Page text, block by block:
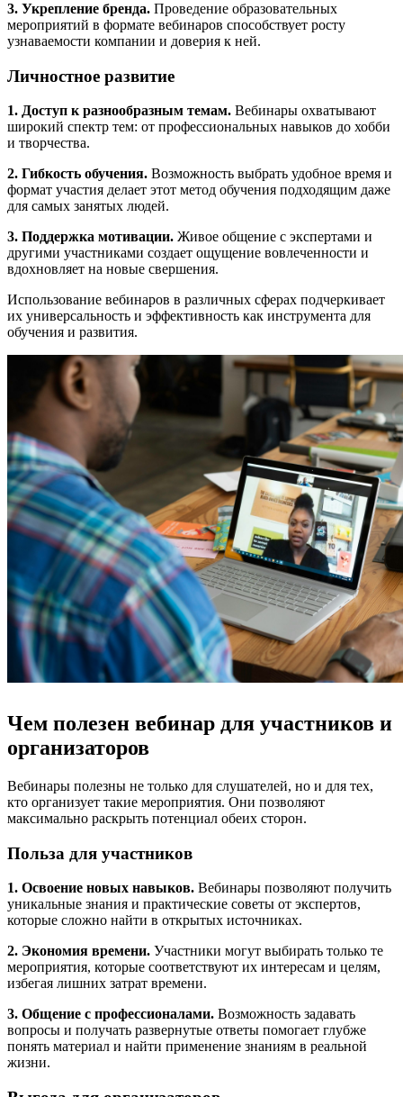
3. Укрепление бренда. Проведение образовательных
мероприятий в формате вебинаров способствует росту
узнаваемости компании и доверия к ней.
Личностное развитие
1. Доступ к разнообразным темам. Вебинары охватывают
широкий спектр тем: от профессиональных навыков до хобби
и творчества.
2. Гибкость обучения. Возможность выбрать удобное время и
формат участия делает этот метод обучения подходящим даже
для самых занятых людей.
3. Поддержка мотивации. Живое общение с экспертами и
другими участниками создает ощущение вовлеченности и
вдохновляет на новые свершения.
Использование вебинаров в различных сферах подчеркивает
их универсальность и эффективность как инструмента для
обучения и развития.
Чем полезен вебинар для участников и
организаторов
Вебинары полезны не только для слушателей, но и для тех,
кто организует такие мероприятия. Они позволяют
максимально раскрыть потенциал обеих сторон.
Польза для участников
1. Освоение новых навыков. Вебинары позволяют получить
уникальные знания и практические советы от экспертов,
которые сложно найти в открытых источниках.
2. Экономия времени. Участники могут выбирать только те
мероприятия, которые соответствуют их интересам и целям,
избегая лишних затрат времени.
3. Общение с профессионалами. Возможность задавать
вопросы и получать развернутые ответы помогает глубже
понять материал и найти применение знаниям в реальной
жизни.